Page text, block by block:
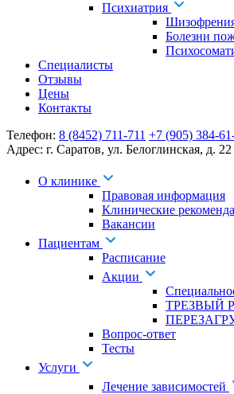
Психиатрия
Болезни
Специалисты
Отзывы
Цены
Контакты
Телефон: 8 (8452) 711-711 +7 (905) 384-
Адрес: г. Саратов, ул. Белоглинская, д. 22
О клинике
Правовая информация
Клинические
Вакансии
Пациентам
Расписание
Акции
ТРЕЗВЫЙ
Вопрос-ответ
Тесты
Услуги
Лечение зависимостей